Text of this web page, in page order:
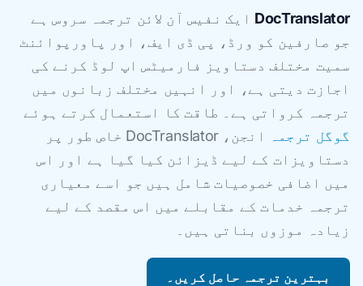
DocTranslator ایک نفیس آن لائن ترجمہ سروس ہے
جو صارفین کو ورڈ، پی ڈی ایف، اور پاورپوائنٹ
سمیت مختلف دستاویز فارمیٹس اپ لوڈ کرنے کی
اجازت دیتی ہے، اور انہیں مختلف زبانوں میں
ترجمہ کرواتی ہے۔ طاقت کا استعمال کرتے ہوئے
گوگل ترجمہ
انجن، DocTranslator خاص طور پر
دستاویزات کے لیے ڈیزائن کیا گیا ہے اور اس
میں اضافی خصوصیات شامل ہیں جو اسے معیاری
ترجمہ خدمات کے مقابلے میں اس مقصد کے لیے
زیادہ موزوں بناتی ہیں۔
بہترین ترجمہ حاصل کریں۔